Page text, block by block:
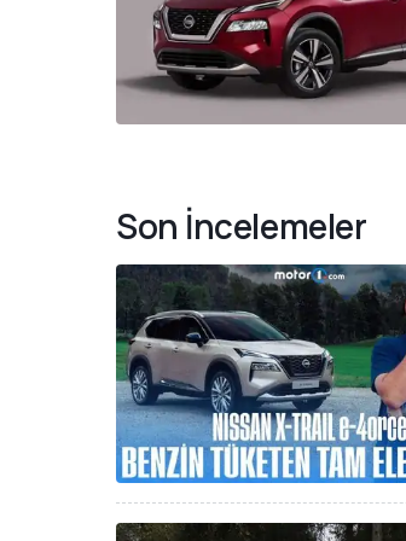
Son İncelemeler